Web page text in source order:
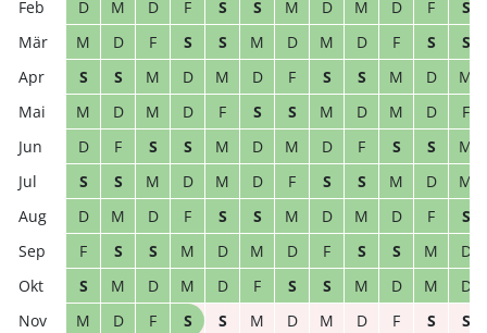
D M D F S S M D M D F
S
M
D F S S M D M D F S
S
S
S M D M D F S S M D
M
M
D M D F S S M D M D
F
D
F S S M D M D F S S
M
S
S M D M D F S S M D
M
D
M D F S S M D M D F
S
F
S S M D M D F S S M
D
S
M D M D F S S M D M
D
M
D F S S M D M D F S
S